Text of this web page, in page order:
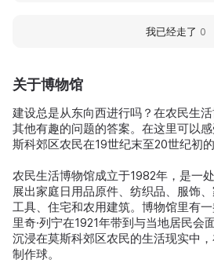
关于博物馆
建设总是从东向西进行吗？在农民生
其他有趣的问题的答案。在这里可以
斯科郊区农民在19世纪末至20世纪初的
农民生活博物馆成立于1982年，是一
展出家庭日用品原件、纺织品、服饰
工具、住宅和农用建筑。博物馆里有
里奇·列宁在1921年带到与当地居民会
沉浸在莫斯科郊区农民的生活现实中
制作球。
我已经走了 0